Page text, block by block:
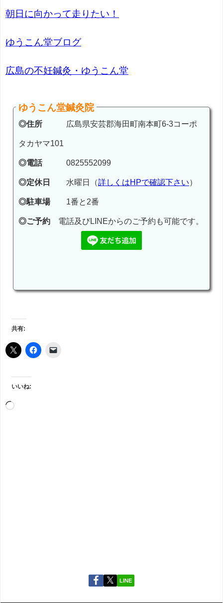
朝日に向かって走りたい！
ゆうこん堂ブログ
広島の不妊鍼灸・ゆうこん堂
ゆうこん堂鍼灸院
◎住所 広島県安芸郡海田町南本町6-3コーポ
タカヤマ101
◎電話0825552099
◎定休日 水曜日（詳しくはHPで確認下さい）
◎駐車場1番と2番
◎ご予約 電話及びLINEからのご予約も可能です。
共有:
いいね:
LINE